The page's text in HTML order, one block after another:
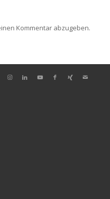
Kommentar abzugeben.